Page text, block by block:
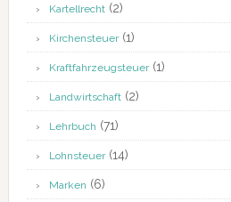
Kartellrecht(2)
Kirchensteuer(1)
Kraftfahrzeugsteuer(1)
Landwirtschaft(2)
Lehrbuch (71)
Lohnsteuer(14)
Marken (6)